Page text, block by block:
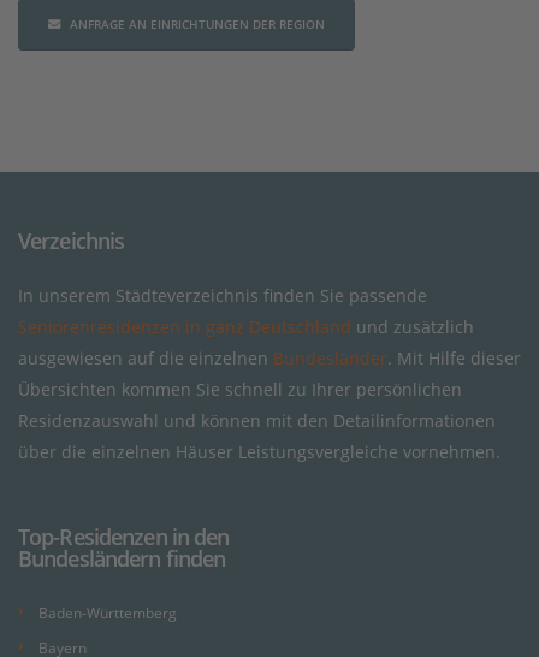
ANFRAGE AN EINRICHTUNGEN DER REGION
Verzeichnis
In unserem Städteverzeichnis finden Sie passende
Seniorenresidenzen in ganz Deutschland und zusätzlich
ausgewiesen auf die einzelnen Bundesländer. Mit Hilfe dieser
Übersichten kommen Sie schnell zu Ihrer persönlichen
Residenzauswahl und können mit den Detailinformationen
über die einzelnen Häuser Leistungsvergleiche vornehmen.
Top-Residenzen in den
Bundesländern finden
Baden-Württemberg
Bayern